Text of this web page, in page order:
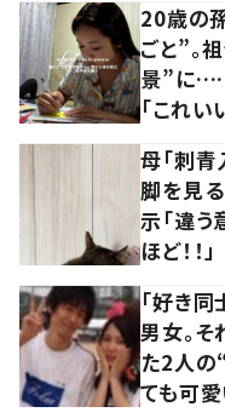
20歳の
ごと”。
景”に……
「これい
母「刺青
脚を見
示「違う
ほど！！」
「好き
男女。
た2人
ても可愛